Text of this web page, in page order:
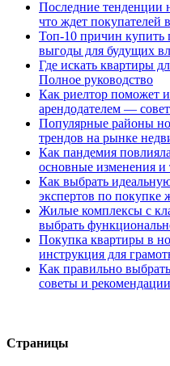
Последние тенденции
что ждет покупателей
Топ-10 причин
выгоды для будущих
Где искать квартиры
Полное руководство
Как риелтор поможет
арендодателем —
Популярные районы
трендов на рынке
Как пандемия
основные изменения и
Как выбрать
экспертов по покупке
Жилые комплексы с
выбрать
Покупка квартиры в
инструкция для
Как правильно
советы и рекомендации
Страницы